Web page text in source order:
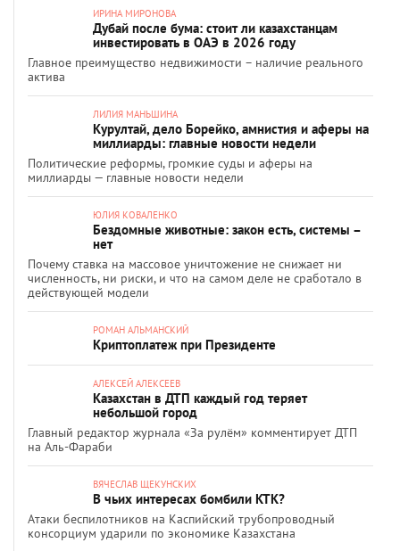
ИРИНА МИРОНОВА
Дубай после бума: стоит ли казахстанцам
инвестировать в ОАЭ в 2026 году
Главное преимущество недвижимости – наличие реального
актива
ЛИЛИЯ МАНЬШИНА
Курултай, дело Борейко, амнистия и аферы на
миллиарды: главные новости недели
Политические реформы, громкие суды и аферы на
миллиарды — главные новости недели
ЮЛИЯ КОВАЛЕНКО
Бездомные животные: закон есть, системы –
нет
Почему ставка на массовое уничтожение не снижает ни
численность, ни риски, и что на самом деле не сработало в
действующей модели
РОМАН АЛЬМАНСКИЙ
Криптоплатеж при Президенте
АЛЕКСЕЙ АЛЕКСЕЕВ
Казахстан в ДТП каждый год теряет
небольшой город
Главный редактор журнала «За рулём» комментирует ДТП
на Аль-Фараби
ВЯЧЕСЛАВ ЩЕКУНСКИХ
В чьих интересах бомбили КТК?
Атаки беспилотников на Каспийский трубопроводный
консорциум ударили по экономике Казахстана